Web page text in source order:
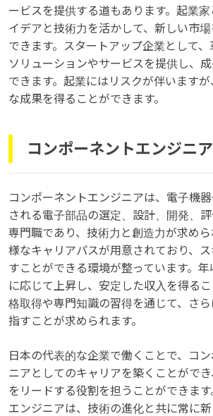
ービスを提供する道もあります。起業
イデアと技術力を活かして、新しい市
できます。スタートアップ企業として
ソリューションやサービスを提供し、
できます。起業にはリスクが伴います
な成果を得ることができます。
コンポーネントエンジニ
コンポーネントエンジニアは、電子機
される電子部品の選定、設計、開発、
専門職であり、技術力と創造力が求め
様なキャリアパスが用意されており、
すことができる環境が整っています。
に応じて上昇し、安定した収入を得る
格取得や専門知識の習得を通じて、さ
指すことが求められます。
日本の代表的な企業で働くことで、コ
ニアとしてのキャリアを築くことがで
をリードする役割を担うことができま
エンジニアは、技術の進化と共に常に